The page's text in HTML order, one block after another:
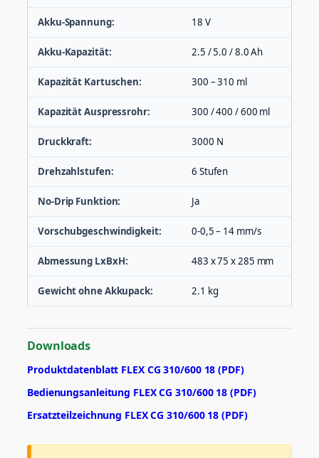
Akku-Spannung: 18 V
Akku-Kapazität: 2.5 / 5.0 / 8.0 Ah
Kapazität Kartuschen: 300 – 310 ml
Kapazität Auspressrohr: 300 / 400 / 600 ml
Druckkraft: 3000 N
Drehzahlstufen: 6 Stufen
No-Drip Funktion: Ja
Vorschubgeschwindigkeit: 0-0,5 – 14 mm/s
Abmessung LxBxH: 483 x 75 x 285 mm
Gewicht ohne Akkupack: 2.1 kg
Downloads
Produktdatenblatt FLEX CG 310/600 18 (PDF)
Bedienungsanleitung FLEX CG 310/600 18 (PDF)
Ersatzteilzeichnung FLEX CG 310/600 18 (PDF)